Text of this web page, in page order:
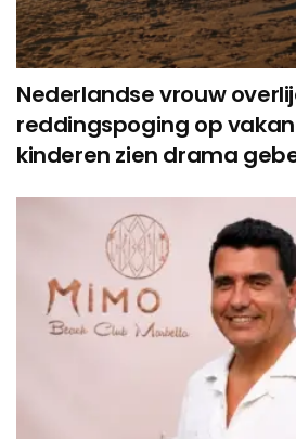
Nederlandse vrouw
reddingspoging op
kinderen zien drama